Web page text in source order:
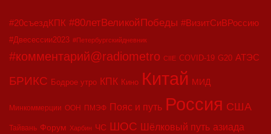
#20съездКПК #80летВеликойПобеды #ВизитСиВРоссию
#Двесессии2023 #Петербургскийдневник
#комментарий@radiometro CIIE COVID-19 G20 АТЭС
БРИКС Бодрое утро КПК Кино Китай МИД
Минкоммерции ООН ПМЭФ Пояс и путь Россия США
Тайвань Форум Харбин ЧС ШОС Шёлковый путь азиада